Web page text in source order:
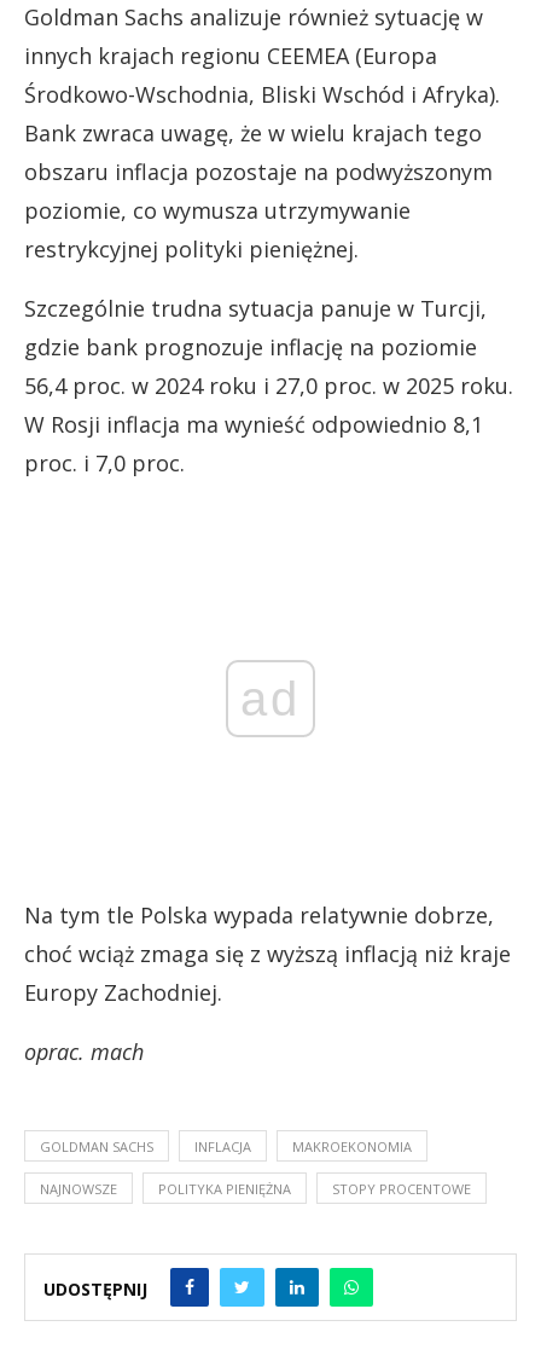
Goldman Sachs analizuje również sytuację w
innych krajach regionu CEEMEA (Europa
Środkowo-Wschodnia, Bliski Wschód i Afryka).
Bank zwraca uwagę, że w wielu krajach tego
obszaru inflacja pozostaje na podwyższonym
poziomie, co wymusza utrzymywanie
restrykcyjnej polityki pieniężnej.
Szczególnie trudna sytuacja panuje w Turcji,
gdzie bank prognozuje inflację na poziomie
56,4 proc. w 2024 roku i 27,0 proc. w 2025 roku.
W Rosji inflacja ma wynieść odpowiednio 8,1
proc. i 7,0 proc.
ad
Na tym tle Polska wypada relatywnie dobrze,
choć wciąż zmaga się z wyższą inflacją niż kraje
Europy Zachodniej.
oprac. mach
GOLDMAN SACHS INFLACJA MAKROEKONOMIA
NAJNOWSZE POLITYKA PIENIĘŻNA STOPY PROCENTOWE
UDOSTĘPNIJ